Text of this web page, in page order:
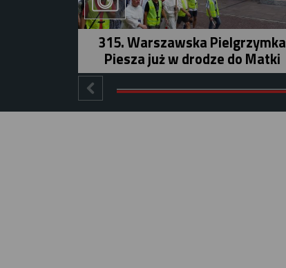
315. Warszawska Pielgrzymka
Piesza już w drodze do Matki